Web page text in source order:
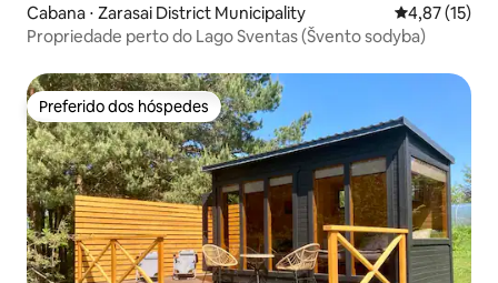
Cabana ⋅ Zarasai District Municipality 4,87 de uma
4,87 (15)
Propriedade perto do Lago Sventas (Švento sodyba)
Preferido dos hóspedes
Preferido dos hóspedes